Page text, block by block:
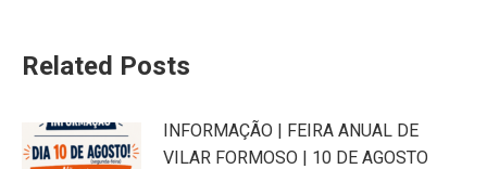
Related Posts
INFORMAÇÃO | FEIRA ANUAL DE
VILAR FORMOSO | 10 DE AGOSTO